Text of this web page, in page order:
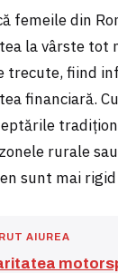
femeile din
la vârste tot
trecute, fiind
financiară.
rurale
sunt mai
AIUREA